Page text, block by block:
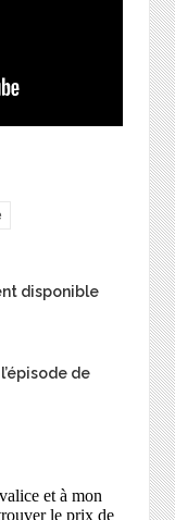
disponible
de